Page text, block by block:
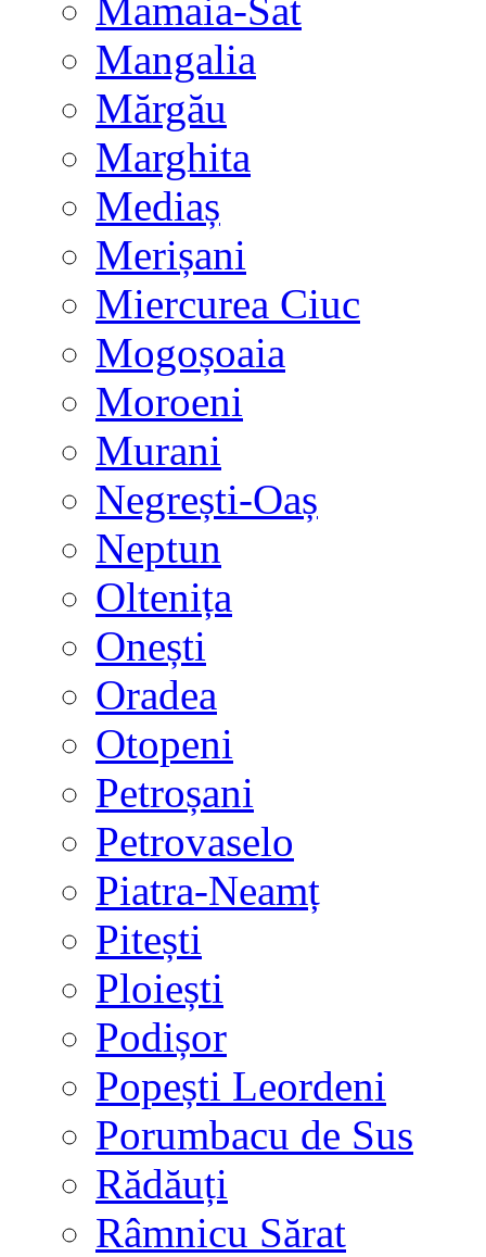
Mamaia-Sat
Mangalia
Mărgău
Marghita
Mediaș
Merișani
Miercurea Ciuc
Mogoșoaia
Moroeni
Murani
Negrești-Oaș
Neptun
Oltenița
Onești
Oradea
Otopeni
Petroșani
Petrovaselo
Piatra-Neamț
Pitești
Ploiești
Podișor
Popești Leordeni
Porumbacu de Sus
Rădăuți
Râmnicu Sărat